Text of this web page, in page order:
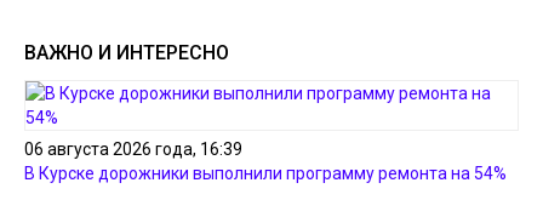
ВАЖНО И ИНТЕРЕСНО
06 августа 2026 года, 16:39
В Курске дорожники выполнили программу ремонта на 54%